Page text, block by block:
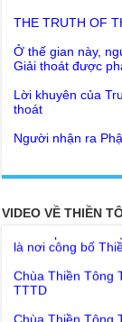
Ở thế gian này,
Lời khuyên của
Người nhận ra
Đức Phật dạy về
Như Lai Thanh
Lục Diệu Pháp
Tu theo Thiền
VIDEO VỀ THIỀN
là nơi công bố
Chùa Thiền Tông
Chùa Thiền Tông